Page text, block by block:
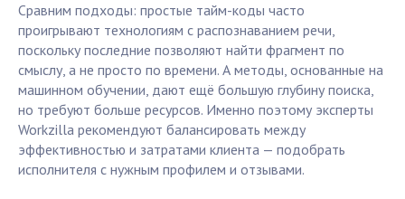
Сравним подходы: простые тайм-коды часто
проигрывают технологиям с распознаванием речи,
поскольку последние позволяют найти фрагмент по
смыслу, а не просто по времени. А методы, основанные на
машинном обучении, дают ещё большую глубину поиска,
но требуют больше ресурсов. Именно поэтому эксперты
Workzilla рекомендуют балансировать между
эффективностью и затратами клиента — подобрать
исполнителя с нужным профилем и отзывами.